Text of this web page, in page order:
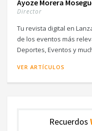
Ayoze Morera
Director
Tu revista digital en
de los eventos más
Deportes, Eventos y
VER ARTÍCULOS
Recuerdos